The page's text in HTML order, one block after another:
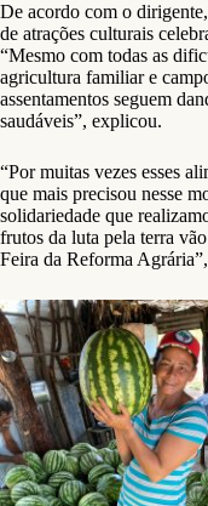
De acordo com o
de atrações culturais
“Mesmo com todas as
agricultura familiar e
assentamentos seguem
saudáveis”, explicou.
“Por muitas vezes esses
que mais precisou nesse
solidariedade que
frutos da luta pela terra
Feira da Reforma